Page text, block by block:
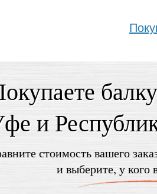
и
стоимость вашего
и выберите, у кого